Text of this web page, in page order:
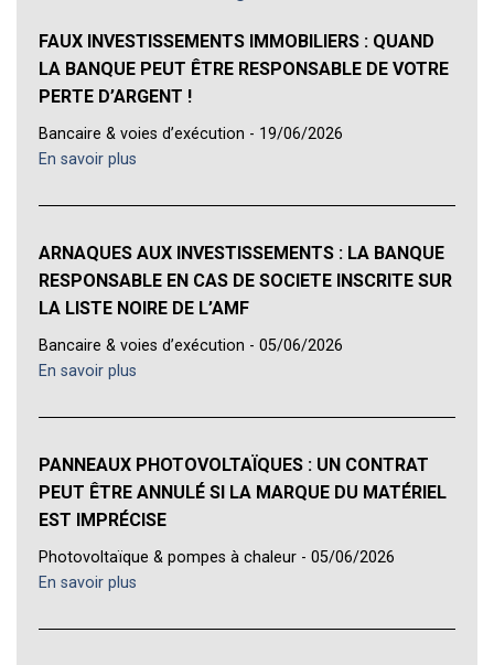
FAUX INVESTISSEMENTS IMMOBILIERS : QUAND
LA BANQUE PEUT ÊTRE RESPONSABLE DE VOTRE
PERTE D’ARGENT !
Bancaire & voies d’exécution - 19/06/2026
En savoir plus
ARNAQUES AUX INVESTISSEMENTS : LA BANQUE
RESPONSABLE EN CAS DE SOCIETE INSCRITE SUR
LA LISTE NOIRE DE L’AMF
Bancaire & voies d’exécution - 05/06/2026
En savoir plus
PANNEAUX PHOTOVOLTAÏQUES : UN CONTRAT
PEUT ÊTRE ANNULÉ SI LA MARQUE DU MATÉRIEL
EST IMPRÉCISE
Photovoltaïque & pompes à chaleur - 05/06/2026
En savoir plus